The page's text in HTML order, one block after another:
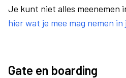
Je kunt niet alles meenemen
hier wat je mee mag nemen in
Gate en boarding